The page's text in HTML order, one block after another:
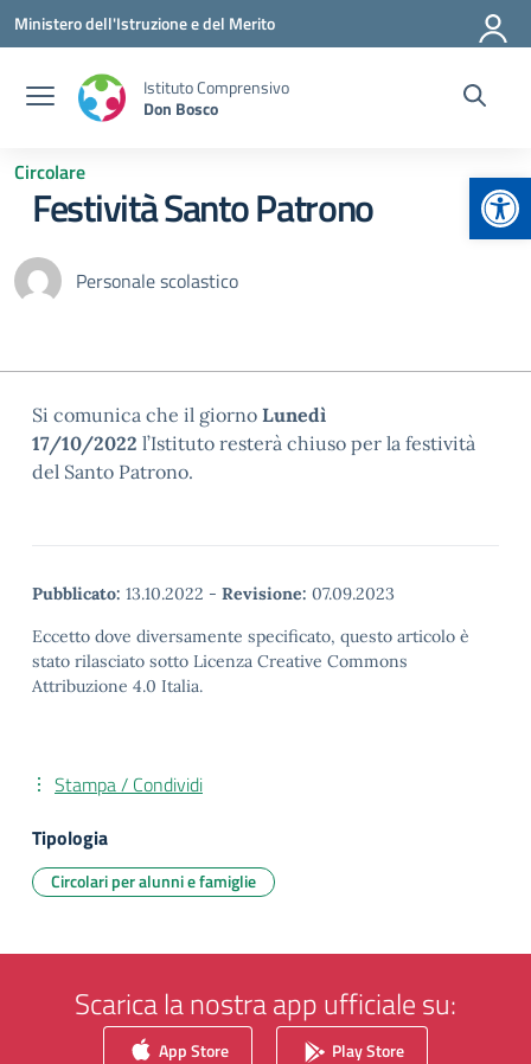
Vai ai contenuti
Vai al menu di navigazione
Vai al footer
Ministero dell'Istruzione e del Merito
Istituto Comprensivo
Don Bosco
Circolare
Festività Santo Patrono
Personale scolastico
Si comunica che il giorno Lunedì
17/10/2022 l’Istituto resterà chiuso per la festività
del Santo Patrono.
Pubblicato: 13.10.2022 - Revisione: 07.09.2023
Eccetto dove diversamente specificato, questo articolo è
stato rilasciato sotto Licenza Creative Commons
Attribuzione 4.0 Italia.
Stampa / Condividi
Tipologia
Circolari per alunni e famiglie
Scarica la nostra app ufficiale su:
App Store Play Store